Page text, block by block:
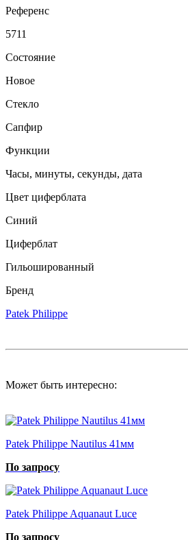
Референс
5711
Состояние
Новое
Стекло
Сапфир
Функции
Часы, минуты, секунды, дата
Цвет циферблата
Синий
Циферблат
Гильошированный
Бренд
Patek Philippe
Может быть интересно:
Patek Philippe Nautilus 41мм
По запросу
Patek Philippe Aquanaut Luce
По запросу